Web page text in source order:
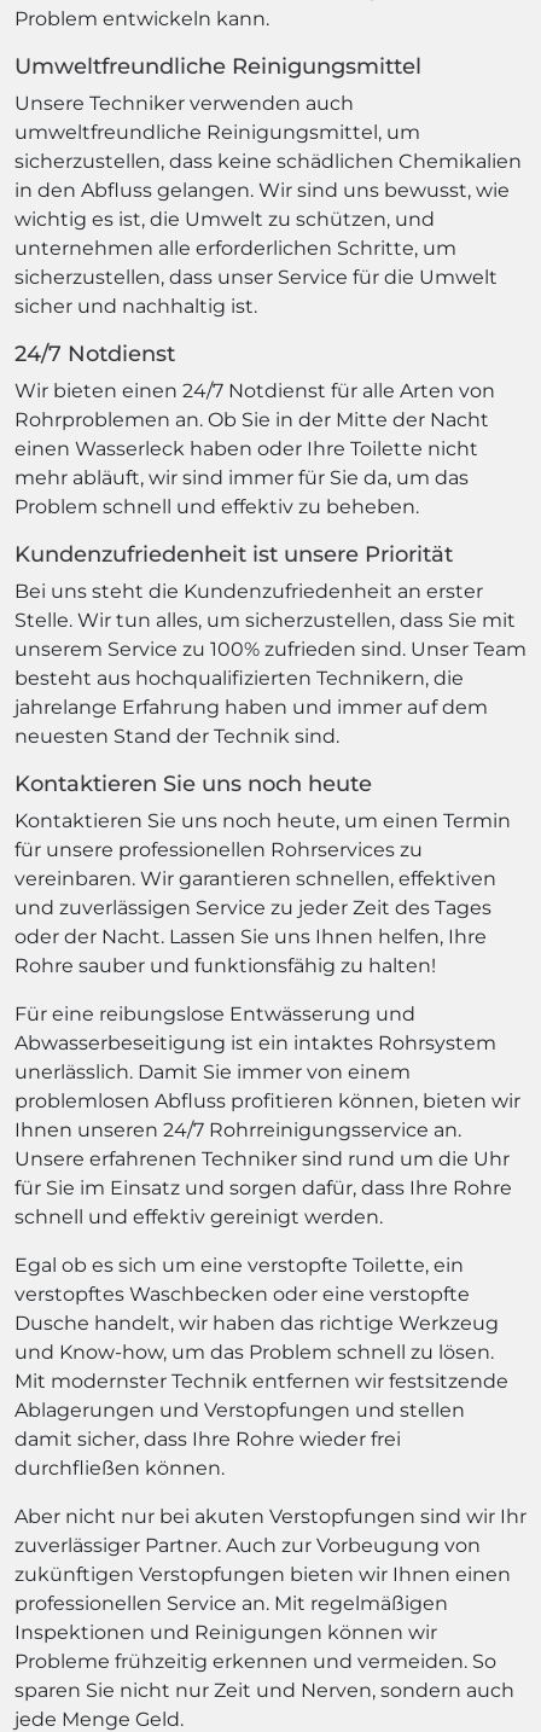
Problem entwickeln kann.
Umweltfreundliche Reinigungsmittel
Unsere Techniker verwenden auch
umweltfreundliche Reinigungsmittel, um
sicherzustellen, dass keine schädlichen Chemikalien
in den Abfluss gelangen. Wir sind uns bewusst, wie
wichtig es ist, die Umwelt zu schützen, und
unternehmen alle erforderlichen Schritte, um
sicherzustellen, dass unser Service für die Umwelt
sicher und nachhaltig ist.
24/7 Notdienst
Wir bieten einen 24/7 Notdienst für alle Arten von
Rohrproblemen an. Ob Sie in der Mitte der Nacht
einen Wasserleck haben oder Ihre Toilette nicht
mehr abläuft, wir sind immer für Sie da, um das
Problem schnell und effektiv zu beheben.
Kundenzufriedenheit ist unsere Priorität
Bei uns steht die Kundenzufriedenheit an erster
Stelle. Wir tun alles, um sicherzustellen, dass Sie mit
unserem Service zu 100% zufrieden sind. Unser Team
besteht aus hochqualifizierten Technikern, die
jahrelange Erfahrung haben und immer auf dem
neuesten Stand der Technik sind.
Kontaktieren Sie uns noch heute
Kontaktieren Sie uns noch heute, um einen Termin
für unsere professionellen Rohrservices zu
vereinbaren. Wir garantieren schnellen, effektiven
und zuverlässigen Service zu jeder Zeit des Tages
oder der Nacht. Lassen Sie uns Ihnen helfen, Ihre
Rohre sauber und funktionsfähig zu halten!
Für eine reibungslose Entwässerung und
Abwasserbeseitigung ist ein intaktes Rohrsystem
unerlässlich. Damit Sie immer von einem
problemlosen Abfluss profitieren können, bieten wir
Ihnen unseren 24/7 Rohrreinigungsservice an.
Unsere erfahrenen Techniker sind rund um die Uhr
für Sie im Einsatz und sorgen dafür, dass Ihre Rohre
schnell und effektiv gereinigt werden.
Egal ob es sich um eine verstopfte Toilette, ein
verstopftes Waschbecken oder eine verstopfte
Dusche handelt, wir haben das richtige Werkzeug
und Know-how, um das Problem schnell zu lösen.
Mit modernster Technik entfernen wir festsitzende
Ablagerungen und Verstopfungen und stellen
damit sicher, dass Ihre Rohre wieder frei
durchfließen können.
Aber nicht nur bei akuten Verstopfungen sind wir Ihr
zuverlässiger Partner. Auch zur Vorbeugung von
zukünftigen Verstopfungen bieten wir Ihnen einen
professionellen Service an. Mit regelmäßigen
Inspektionen und Reinigungen können wir
Probleme frühzeitig erkennen und vermeiden. So
sparen Sie nicht nur Zeit und Nerven, sondern auch
jede Menge Geld.